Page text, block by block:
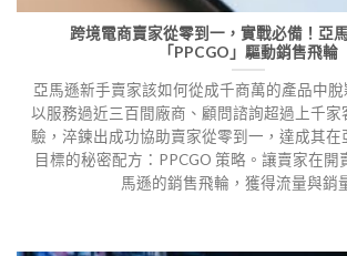
跨境電商賣家從零到一，實戰必備！亞
「PPCGO」驅動銷售飛輪
亞馬遜新手賣家該如何從成千商萬的產品中脫
以服務過近三百間廠商、顧問諮詢超過上千家
驗，淬鍊出成功協助賣家從零到一，達成其在
目標的秘密配方：PPCGO 策略。讓賣家在開
馬遜的銷售飛輪，獲得流量與銷